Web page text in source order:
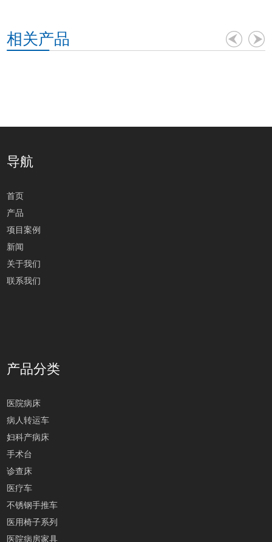
相关产品
导航
首页
产品
项目案例
新闻
关于我们
联系我们
产品分类
医院病床
病人转运车
妇科产病床
手术台
诊查床
医疗车
不锈钢手推车
医用椅子系列
医院病房家具